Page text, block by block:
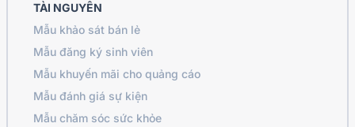
TÀI NGUYÊN
Mẫu khảo sát bán lẻ
Mẫu đăng ký sinh viên
Mẫu khuyến mãi cho quảng cáo
Mẫu đánh giá sự kiện
Mẫu chăm sóc sức khỏe